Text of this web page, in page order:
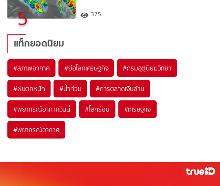
5 375
แท็กยอดนิยม
#สภาพอากาศ #ย่อโลกเศรษฐกิจ #กรมอุตุนิยมวิทยา
#ฝนตกหนัก #น้ำท่วม #การตลาดเงินล้าน
#พยากรณ์อากาศวันนี้ #โลกร้อน #เศรษฐกิจ
#พยากรณ์อากาศ